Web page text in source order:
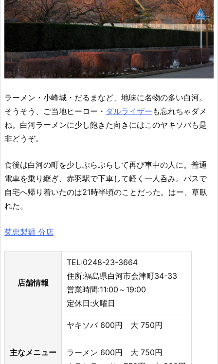
ラーメン・小峰城・だるまなど、地味に名物の多い白河。
そうそう、ご当地ヒーロー・ ダルライザー も忘れちゃダメ
ね。白河ラーメンに少し飽きた向きにはこのヤキソバも是
非どうぞ。
食後は白河の町を少しぶらぶらして再び車中の人に。普通
電車を乗り継ぎ、赤羽駅で下車して軽く一人呑み。バスで
自宅へ帰り着いたのは21時半頃のことだった。はー、草臥
れた。
菊忠製麺 分店
店舗情報
TEL:0248-23-3664
住所:福島県白河市会津町34-33
営業時間:11:00～19:00
定休日:火曜日
主なメニュー
ヤキソバ 600円 大 750円
ラーメン 600円 大 750円